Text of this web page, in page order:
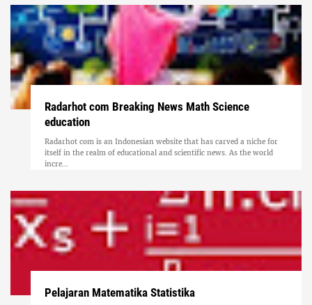
Radarhot com Breaking News Math Science
education
Radarhot com is an Indonesian website that has carved a niche for
itself in the realm of educational and scientific news. As the world
incre...
Pelajaran Matematika Statistika